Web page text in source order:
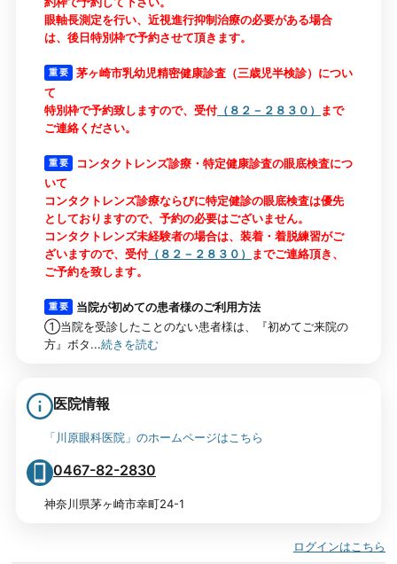
眼軸長測定を行い、近視進行抑制治療の必要がある場合
は、後日特別枠で予約させて頂きます。
重 要
茅ヶ崎市乳幼児精密健康診査（三歳児半検診）につい
て
特別枠で予約致しますので、受付（８２－２８３０）
まで
ご連絡ください。
重 要
コンタクトレンズ診療・特定健康診査の眼底検査につ
いて
コンタクトレンズ診療ならびに特定健診の眼底検査は優先
としておりますので、予約の必要はございません。
コンタクトレンズ未経験者の場合は、装着・着脱練習がご
ざいますので、受付（８２－２８３０）
までご連絡頂き、
ご予約を致します。
重 要
当院が初めての患者様のご利用方法
①当院を受診したことのない患者様は、『初めてご来院の
方』ボタ...続きを読む
医院情報
「川原眼科医院」のホームページはこちら
0467-82-2830
神奈川県茅ヶ崎市幸町24-1
ログインはこちら